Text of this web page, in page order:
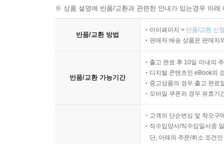
도움이 될 것이다.
[ 추천사 ]
학급긍정훈육법이 소개된 지는 얼마 되지 않
소속감을 느끼며 공헌하는 모습을 원하지 않는
교사에 의해 실천하고 다듬어진 교실 내 활동
실질적인 도움을 준다. 행복하고 민주적인 학급
저는 6학년 전까지 여러 좋은 수업을 들었지만,
소속감이란 감정은 굉장히 특별했습니다. 우리
※ 상품 설명에 반품/교환과 관련한 안내가 있는경우 아
반품/교환 방법
마이페이지 > 반품/교환 신
판매자 배송 상품은 판매자
반품/교환 가능기간
출고 완료 후 10일 이내의
디지털 콘텐츠인 eBook의
중고상품의 경우 출고 완료
모바일 쿠폰의 경우 유효기
고객의 단순변심 및 착오구
직수입양서/직수입일서중
단, 아래의 주문/취소 조건